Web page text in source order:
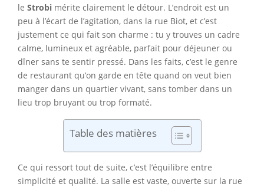
le Strobi mérite clairement le détour. L’endroit est un
peu à l’écart de l’agitation, dans la rue Biot, et c’est
justement ce qui fait son charme : tu y trouves un cadre
calme, lumineux et agréable, parfait pour déjeuner ou
dîner sans te sentir pressé. Dans les faits, c’est le genre
de restaurant qu’on garde en tête quand on veut bien
manger dans un quartier vivant, sans tomber dans un
lieu trop bruyant ou trop formaté.
Table des matières
Ce qui ressort tout de suite, c’est l’équilibre entre
simplicité et qualité. La salle est vaste, ouverte sur la rue